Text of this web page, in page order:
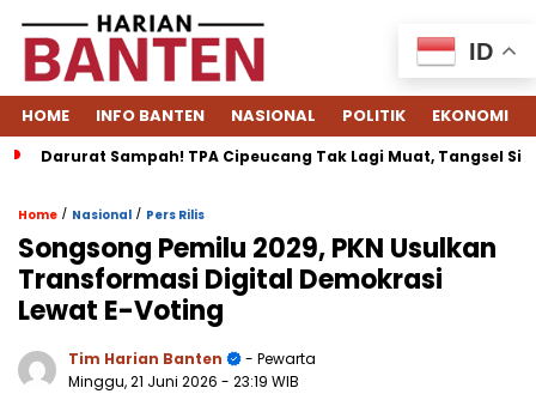
HOME INFO BANTEN NASIONAL POLITIK EKONOMI
Darurat Sampah! TPA Cipeucang Tak Lagi Muat, Tangsel
Home / Nasional / Pers Rilis
Songsong Pemilu 2029, PKN Usulkan
Transformasi Digital Demokrasi
Lewat E-Voting
Tim Harian Banten
- Pewarta
Minggu, 21 Juni 2026 - 23:19 WIB
ID